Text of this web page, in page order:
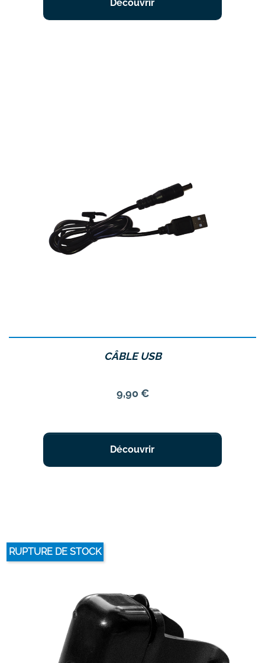
Découvrir
CÂBLE USB
9,90 €
Découvrir
RUPTURE DE STOCK